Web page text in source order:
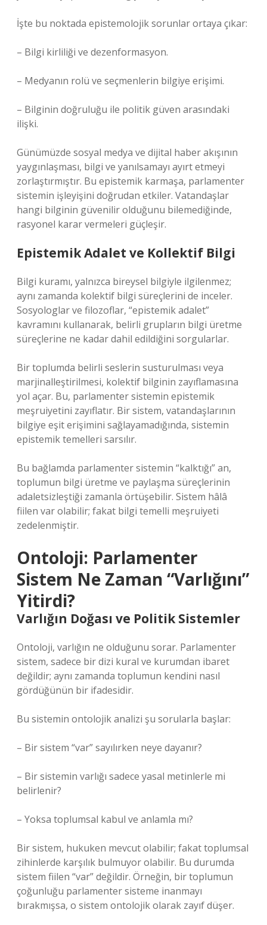
İşte bu noktada epistemolojik sorunlar ortaya çıkar:
– Bilgi kirliliği ve dezenformasyon.
– Medyanın rolü ve seçmenlerin bilgiye erişimi.
– Bilginin doğruluğu ile politik güven arasındaki
ilişki.
Günümüzde sosyal medya ve dijital haber akışının
yaygınlaşması, bilgi ve yanılsamayı ayırt etmeyi
zorlaştırmıştır. Bu epistemik karmaşa, parlamenter
sistemin işleyişini doğrudan etkiler. Vatandaşlar
hangi bilginin güvenilir olduğunu bilemediğinde,
rasyonel karar vermeleri güçleşir.
Epistemik Adalet ve Kollektif Bilgi
Bilgi kuramı, yalnızca bireysel bilgiyle ilgilenmez;
aynı zamanda kolektif bilgi süreçlerini de inceler.
Sosyologlar ve filozoflar, “epistemik adalet”
kavramını kullanarak, belirli grupların bilgi üretme
süreçlerine ne kadar dahil edildiğini sorgularlar.
Bir toplumda belirli seslerin susturulması veya
marjinalleştirilmesi, kolektif bilginin zayıflamasına
yol açar. Bu, parlamenter sistemin epistemik
meşruiyetini zayıflatır. Bir sistem, vatandaşlarının
bilgiye eşit erişimini sağlayamadığında, sistemin
epistemik temelleri sarsılır.
Bu bağlamda parlamenter sistemin “kalktığı” an,
toplumun bilgi üretme ve paylaşma süreçlerinin
adaletsizleştiği zamanla örtüşebilir. Sistem hâlâ
fiilen var olabilir; fakat bilgi temelli meşruiyeti
zedelenmiştir.
Ontoloji: Parlamenter
Sistem Ne Zaman “Varlığını”
Yitirdi?
Varlığın Doğası ve Politik Sistemler
Ontoloji, varlığın ne olduğunu sorar. Parlamenter
sistem, sadece bir dizi kural ve kurumdan ibaret
değildir; aynı zamanda toplumun kendini nasıl
gördüğünün bir ifadesidir.
Bu sistemin ontolojik analizi şu sorularla başlar:
– Bir sistem “var” sayılırken neye dayanır?
– Bir sistemin varlığı sadece yasal metinlerle mi
belirlenir?
– Yoksa toplumsal kabul ve anlamla mı?
Bir sistem, hukuken mevcut olabilir; fakat toplumsal
zihinlerde karşılık bulmuyor olabilir. Bu durumda
sistem fiilen “var” değildir. Örneğin, bir toplumun
çoğunluğu parlamenter sisteme inanmayı
bırakmışsa, o sistem ontolojik olarak zayıf düşer.